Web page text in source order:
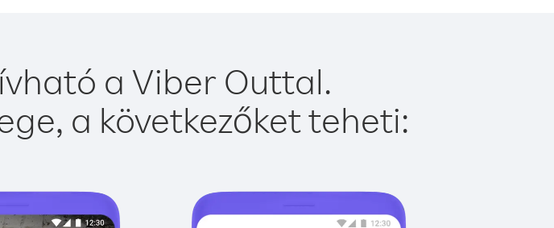
a Viber Outtal.
a következőket teheti: